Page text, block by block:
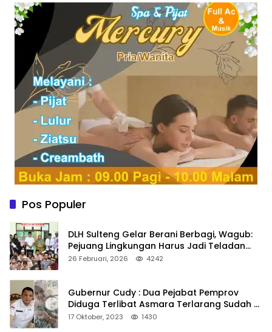
Pos Populer
DLH Sulteng Gelar Berani Berbagi, Wagub:
Pejuang Lingkungan Harus Jadi Teladan
Kepedulian
26 Februari, 2026 4242
Gubernur Cudy : Dua Pejabat Pemprov
Diduga Terlibat Asmara Terlarang Sudah di
Non Job
17 Oktober, 2023 1430